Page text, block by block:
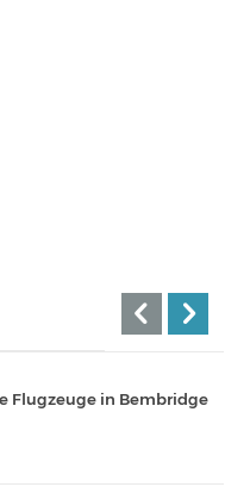
Flugzeuge in Bembridge